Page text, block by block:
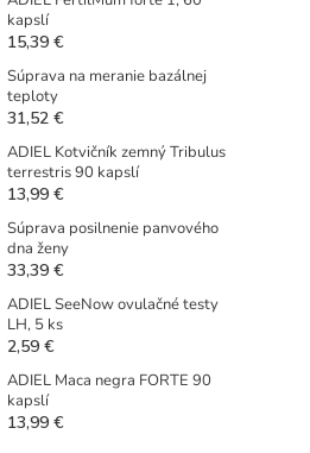
kapslí
15,39 €
Súprava na meranie bazálnej
teploty
31,52 €
ADIEL Kotvičník zemný Tribulus
terrestris 90 kapslí
13,99 €
Súprava posilnenie panvového
dna ženy
33,39 €
ADIEL SeeNow ovulačné testy
LH, 5 ks
2,59 €
ADIEL Maca negra FORTE 90
kapslí
13,99 €